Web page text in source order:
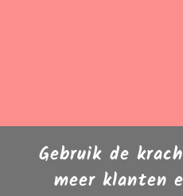
Gebruik de
meer klanten